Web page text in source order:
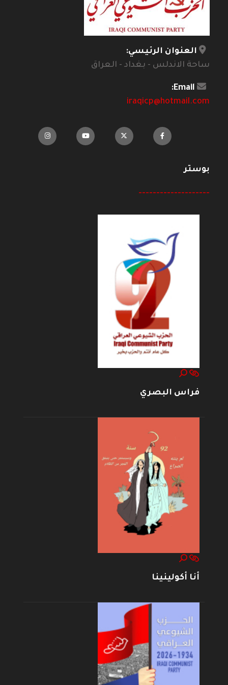
العنوان الرئيسي:
ساحة الاندلس - بغداد - العراق
Email:
iraqicp@hotmail.com
بوستر
--------------------
فراس البصري
أنا أكولينينا